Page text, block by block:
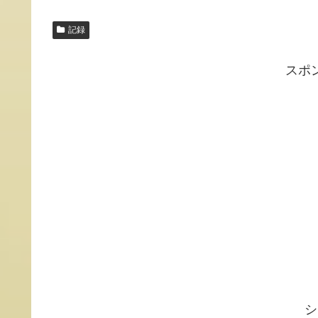
記録
スポ